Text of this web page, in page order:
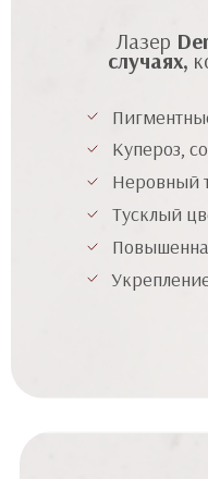
Лазер
случаях,
Неровный
Купероз,
Тусклый